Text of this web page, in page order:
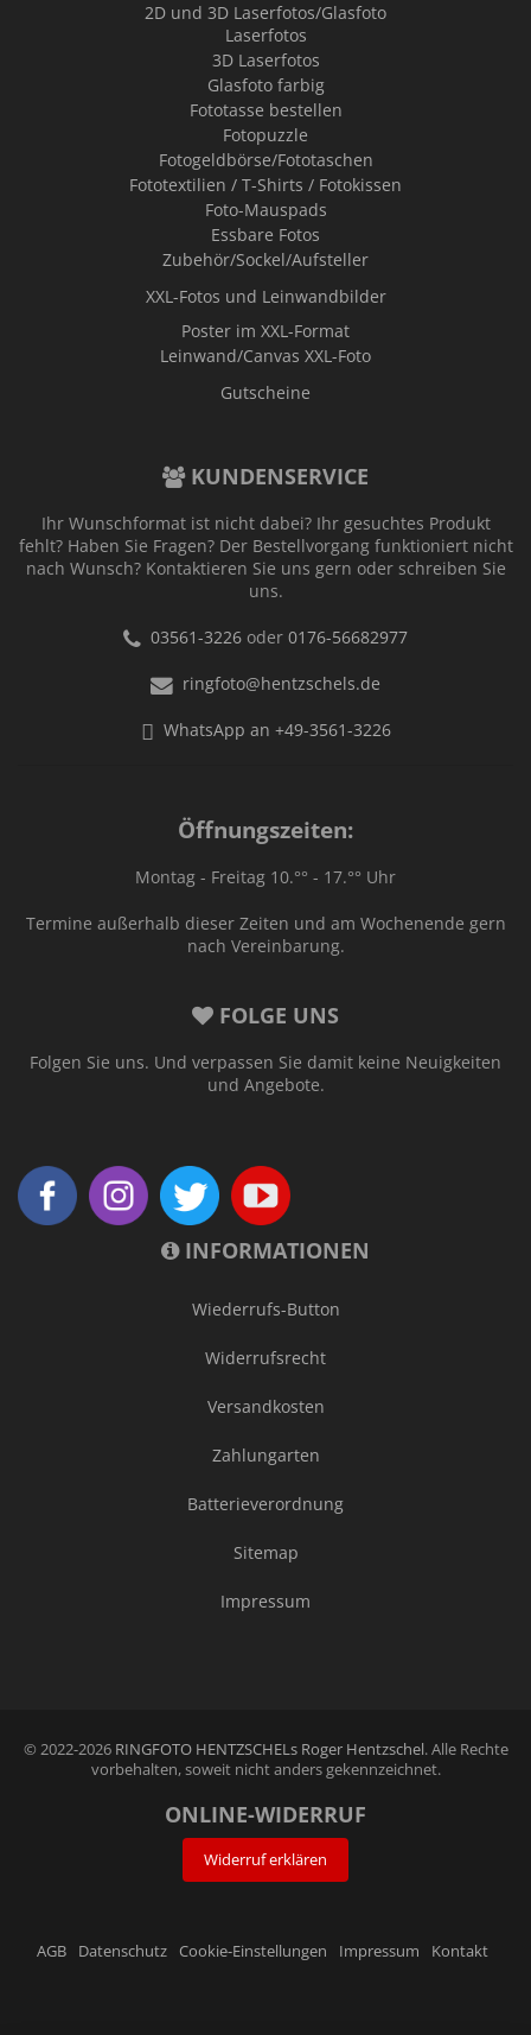
2D und 3D Laserfotos/Glasfoto
Laserfotos
3D Laserfotos
Glasfoto farbig
Fototasse bestellen
Fotopuzzle
Fotogeldbörse/Fototaschen
Fototextilien / T-Shirts / Fotokissen
Foto-Mauspads
Essbare Fotos
Zubehör/Sockel/Aufsteller
XXL-Fotos und Leinwandbilder
Poster im XXL-Format
Leinwand/Canvas XXL-Foto
Gutscheine
KUNDENSERVICE
Ihr Wunschformat ist nicht dabei? Ihr gesuchtes Produkt
fehlt? Haben Sie Fragen? Der Bestellvorgang funktioniert nicht
nach Wunsch? Kontaktieren Sie uns gern oder schreiben Sie
uns.
03561-3226 oder 0176-56682977
ringfoto@hentzschels.de
WhatsApp an +49-3561-3226
Öffnungszeiten:
Montag - Freitag 10.°° - 17.°° Uhr
Termine außerhalb dieser Zeiten und am Wochenende gern
nach Vereinbarung.
FOLGE UNS
Folgen Sie uns. Und verpassen Sie damit keine Neuigkeiten
und Angebote.
INFORMATIONEN
Wiederrufs-Button
Widerrufsrecht
Versandkosten
Zahlungarten
Batterieverordnung
Sitemap
Impressum
© 2022-2026 RINGFOTO HENTZSCHELs Roger Hentzschel. Alle Rechte
vorbehalten, soweit nicht anders gekennzeichnet.
ONLINE-WIDERRUF
Widerruf erklären
AGB Datenschutz Cookie-Einstellungen Impressum Kontakt